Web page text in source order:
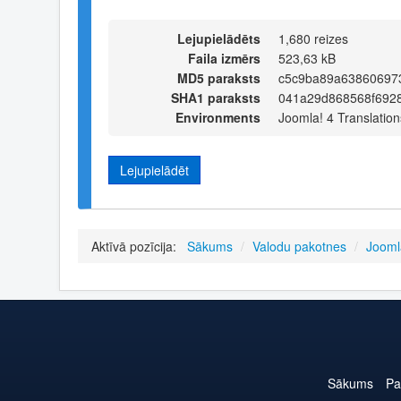
Lejupielādēts
1,680 reizes
Faila izmērs
523,63 kB
MD5 paraksts
SHA1 paraksts
Environments
Joomla! 4
Lejupielādēt
Aktīvā pozīcija: Sākums / Valodu pakotnes /
Sākums